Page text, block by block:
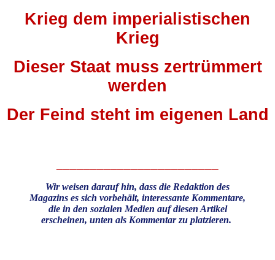
Krieg dem imperialistischen
Krieg
Dieser Staat muss zertrümmert
werden
Der Feind steht im eigenen Land
Wir weisen darauf hin, dass die Redaktion des
Magazins es sich vorbehält, interessante Kommentare,
die in den sozialen Medien auf diesen Artikel
erscheinen, unten als Kommentar zu platzieren.